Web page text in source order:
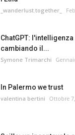
_wanderlust.together_
ChatGPT:
cambiando il...
Symone Trimarchi
In Palermo we trust
valentina bertini Ottobre